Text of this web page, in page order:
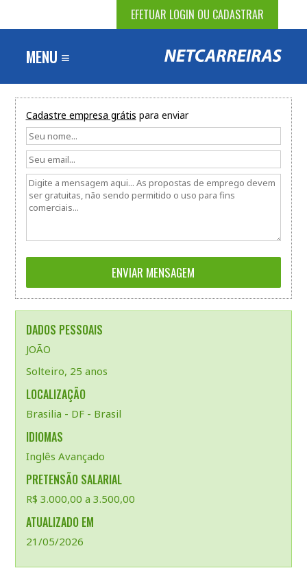
EFETUAR LOGIN OU CADASTRAR
MENU ≡
Cadastre empresa grátis para enviar
DADOS PESSOAIS
JOÃO
Solteiro, 25 anos
LOCALIZAÇÃO
Brasilia - DF - Brasil
IDIOMAS
Inglês Avançado
PRETENSÃO SALARIAL
R$ 3.000,00 a 3.500,00
ATUALIZADO EM
21/05/2026